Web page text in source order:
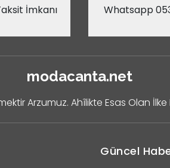
İmkanı Whatsapp
modacanta.net
Arzumuz. Ahîlikte Esas Olan
Güncel